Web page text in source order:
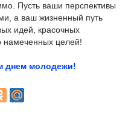
Пусть ваши перспективы
а ваш жизненный путь
идей, красочных
намеченных целей!
днем молодежи!